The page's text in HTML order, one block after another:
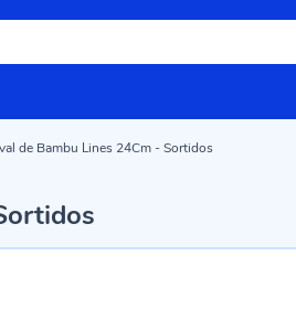
de Bambu Lines 24Cm - Sortidos